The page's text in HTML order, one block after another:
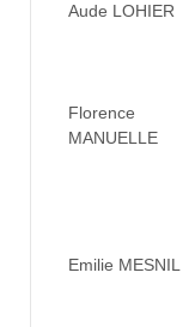
Aude LOHIER
Florence
MANUELLE
Emilie MESNIL